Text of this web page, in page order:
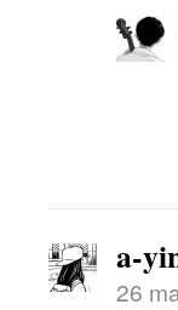
a-
26